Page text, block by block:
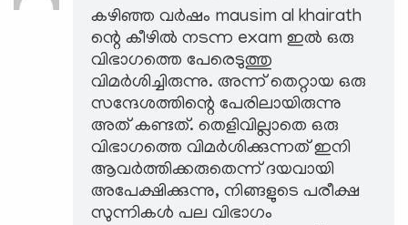
കഴിഞ്ഞ വർഷം mausim al khairath
ന്റെ കീഴിൽ നടന്ന exam ഇൽ ഒരു
വിഭാഗത്തെ പേരെടുത്തു
വിമർശിച്ചിരുന്നു. അന്ന് തെറ്റായ ഒരു
സന്ദേശത്തിന്റെ പേരിലായിരുന്നു
അത് കണ്ടത്. തെളിവില്ലാതെ ഒരു
വിഭാഗത്തെ വിമർശിക്കുന്നത് ഇനി
ആവർത്തിക്കരുതെന്ന് ദയവായി
അപേക്ഷിക്കുന്നു, നിങ്ങളുടെ പരീക്ഷ
സുന്നികൾ പല വിഭാഗം